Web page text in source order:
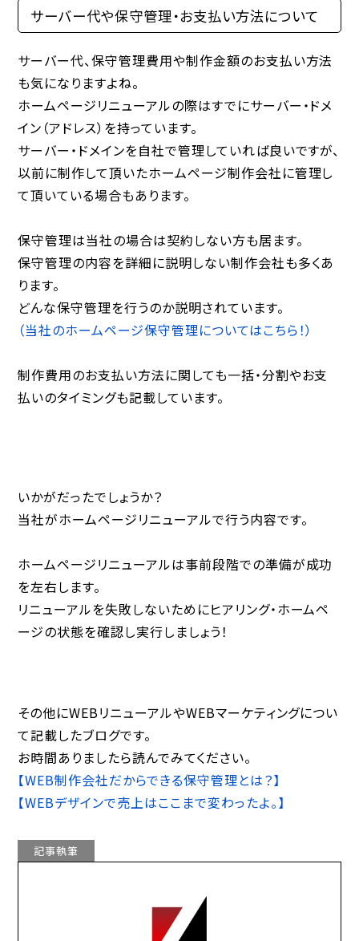
サーバー代や保守管理・お支払い方法について
サーバー代、保守管理費用や制作金額のお支払い方法
も気になりますよね。
ホームページリニューアルの際はすでにサーバー・ドメ
イン（アドレス）を持っています。
サーバー・ドメインを自社で管理していれば良いですが、
以前に制作して頂いたホームページ制作会社に管理し
て頂いている場合もあります。
保守管理は当社の場合は契約しない方も居ます。
保守管理の内容を詳細に説明しない制作会社も多くあ
ります。
どんな保守管理を行うのか説明されています。
（当社のホームページ保守管理についてはこちら！）
制作費用のお支払い方法に関しても一括・分割やお支
払いのタイミングも記載しています。
いかがだったでしょうか？
当社がホームページリニューアルで行う内容です。
ホームページリニューアルは事前段階での準備が成功
を左右します。
リニューアルを失敗しないためにヒアリング・ホームペ
ージの状態を確認し実行しましょう！
その他にWEBリニューアルやWEBマーケティングについ
て記載したブログです。
お時間ありましたら読んでみてください。
【WEB制作会社だからできる保守管理とは？】
【WEBデザインで売上はここまで変わったよ。】
記事執筆